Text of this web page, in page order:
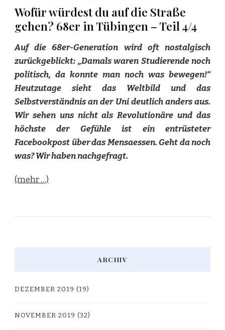
Wofür würdest du auf die Straße
gehen? 68er in Tübingen – Teil 4/4
Auf die 68er-Generation wird oft nostalgisch
zurückgeblickt: „Damals waren Studierende noch
politisch, da konnte man noch was bewegen!“
Heutzutage sieht das Weltbild und das
Selbstverständnis an der Uni deutlich anders aus.
Wir sehen uns nicht als Revolutionäre und das
höchste der Gefühle ist ein entrüsteter
Facebookpost über das Mensaessen. Geht da noch
was? Wir haben nachgefragt.
(mehr …)
ARCHIV
DEZEMBER 2019 (19)
NOVEMBER 2019 (32)